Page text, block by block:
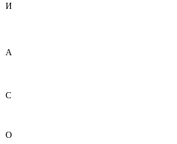
И
А
С
О